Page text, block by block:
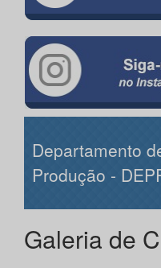
Departamento
Produção -
Galeria de